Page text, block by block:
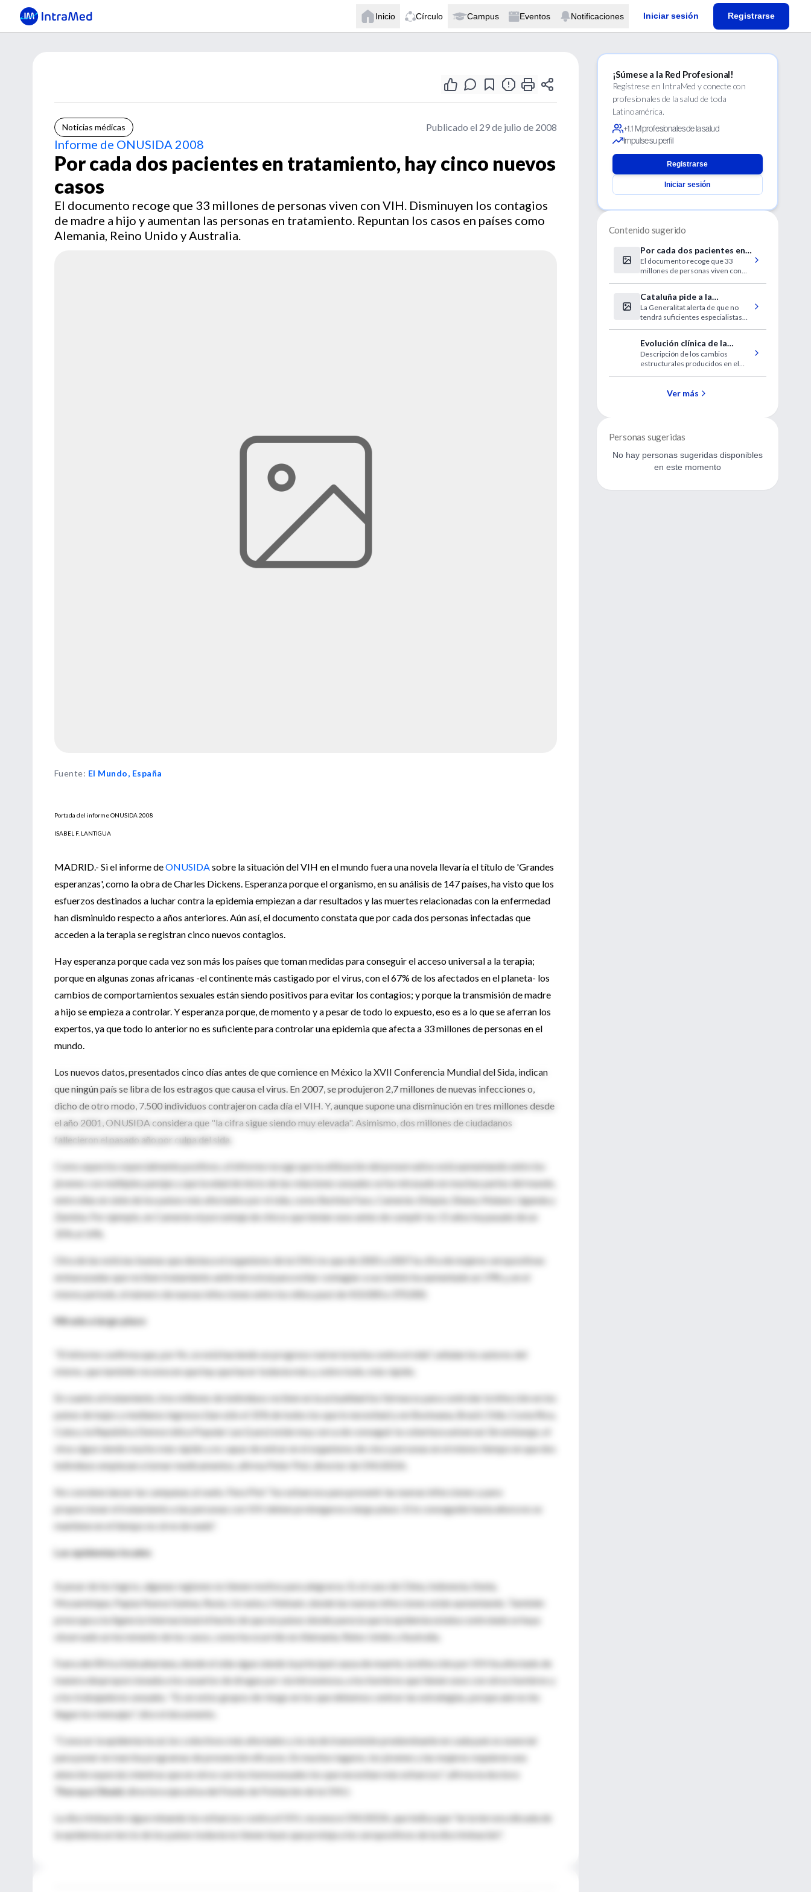
Inicio Círculo Campus Eventos Notificaciones Iniciar sesión Registrarse
Noticias médicas Publicado el 29 de julio de 2008
Informe de ONUSIDA 2008
Por cada dos pacientes en tratamiento, hay cinco nuevos
casos
El documento recoge que 33 millones de personas viven con VIH. Disminuyen los contagios
de madre a hijo y aumentan las personas en tratamiento. Repuntan los casos en países como
Alemania, Reino Unido y Australia.
Fuente: El Mundo, España
Portada del informe ONUSIDA 2008
ISABEL F. LANTIGUA
MADRID.- Si el informe deONUSIDA sobre la situación del VIH en el mundo fuera una novela llevaría el título de 'Grandes
esperanzas', como la obra de Charles Dickens. Esperanza porque el organismo, en su análisis de 147 países, ha visto que los
esfuerzos destinados a luchar contra la epidemia empiezan a dar resultados y las muertes relacionadas con la enfermedad
han disminuido respecto a años anteriores. Aún así, el documento constata que por cada dos personas infectadas que
acceden a la terapia se registran cinco nuevos contagios.
Hay esperanza porque cada vez son más los países que toman medidas para conseguir el acceso universal a la terapia;
porque en algunas zonas africanas -el continente más castigado por el virus, con el 67% de los afectados en el planeta- los
cambios de comportamientos sexuales están siendo positivos para evitar los contagios; y porque la transmisión de madre
a hijo se empieza a controlar. Y esperanza porque, de momento y a pesar de todo lo expuesto, eso es a lo que se aferran los
expertos, ya que todo lo anterior no es suficiente para controlar una epidemia que afecta a 33 millones de personas en el
mundo.
Los nuevos datos, presentados cinco días antes de que comience en México la XVII Conferencia Mundial del Sida, indican
que ningún país se libra de los estragos que causa el virus. En 2007, se produjeron 2,7 millones de nuevas infecciones o,
dicho de otro modo, 7.500 individuos contrajeron cada día el VIH. Y, aunque supone una disminución en tres millones desde
el año 2001, ONUSIDA considera que "la cifra sigue siendo muy elevada". Asimismo, dos millones de ciudadanos
fallecieron el pasado año por culpa del sida.
Como aspectos especialmente positivos, el informe recoge que la utilización del preservativo está aumentando entre los
jóvenes con múltiples parejas y que la edad de inicio de las relaciones sexuales se ha retrasado en muchas partes del mundo,
entre ellas en siete de los países más afectados por el sida, como Burkina Faso, Camerún, Etiopía, Ghana, Malawi, Uganda y
Zambia. Por ejemplo, en Camerún el porcentaje de chicos que tenían sexo antes de cumplir los 15 años ha pasado de un
35% al 14%.
Otra de las noticias buenas que destaca el organismo de la ONU es que de 2005 a 2007 la cifra de mujeres seropositivas
embarazadas que reciben tratamiento antirretroviral para evitar contagiar a sus bebés ha aumentado un 19% y, en el
mismo periodo, el número de nuevas infecciones entre los niños pasó de 410.000 a 370.000.
Mirada a largo plazo
"El informe confirma que, por fin, se está haciendo un progreso real en la lucha contra el sida", señalan los autores del
mismo, que también reconocen que hay que hacer todavía más y, sobre todo, más rápido.
En cuanto al tratamiento, tres millones de individuos reciben en la actualidad los fármacos para controlar la infección en los
países de bajos y medianos ingresos (tan sólo el 31% de todos los que lo necesitan) y en Bostwana, Brasil, Chile, Costa Rica,
Cuba y la República Democrática Popular Lao (Laos) están muy cerca de conseguir la cobertura universal. Sin embargo, el
virus sigue siendo mucho más rápido y es capaz de entrar en el organismo de cinco personas en el mismo tiempo en que dos
individuos empiezan a tomar medicamentos, afirma Peter Piot, director de ONUSIDA.
No conviene lanzar las campanas al vuelo. Para Piot "los esfuerzos para prevenir las nuevas infecciones y para
proporcionar el tratamiento a las personas con VIH deben prolongarse a largo plazo. Si lo conseguido hasta ahora no se
mantiene en el tiempo no sirve de nada".
Las epidemias locales
A pesar de los logros, algunas regiones no tienen motivo para alegrarse. Es el caso de China, Indonesia, Kenia,
Mozambique, Papúa Nueva Guinea, Rusia, Ucrania y Vietnam, donde las nuevas infecciones están aumentando. También
preocupa a la Agencia Internacional el hecho de que en países donde parecía que la epidemia estaba controlada se haya
observado un incremento de los casos, como ha ocurrido en Alemania, Reino Unido y Australia.
Fuera del África Subsahariana, donde el sida sigue siendo la principal causa de muerte, la infección por VIH ha afectado de
manera desproporcionada a los usuarios de drogas por vía intravenosa, a los hombres que tienen sexo con otros hombres y
a los trabajadores sexuales. "Es en estos grupos de riesgo en los que debemos centrar las estrategias, porque aún no les
llegan los mensajes", dice el documento.
"Conocer la epidemia local, los colectivos más afectados y la vía de transmisión predominante en cada país es esencial
para poner en marcha programas de prevención eficaces. En muchos lugares, los jóvenes y las mujeres requieren una
atención especial, mientras que en otros son los homosexuales los que necesitan más esfuerzos", afirma la doctora
Thoraya Obaid, directora ejecutiva del Fondo de Población de la ONU.
La discriminación sigue minando los esfuerzos contra el VIH, reconoce ONUSIDA, que indica que "en la tercera década de
la epidemia un tercio de los países todavía no tienen leyes que proteja a los seropositivos de la discriminación".
¡Súmese a la Red Profesional!
Regístrese en IntraMed y conecte con
profesionales de la salud de toda
Latinoamérica.
+1.1 M profesionales de la salud
Impulse su perfil
Registrarse
Iniciar sesión
Contenido sugerido
Por cada dos pacientes en
tratamiento, hay cinco
nuevos casos
El documento recoge que 33
millones de personas viven con
personas en tratamiento.
Repuntan los casos en países
como Alemania, Reino Unido y
Australia.
Cataluña pide a la
desesperada médicos
extranjeros sin homologar
La Generalitat alerta de que no
tendrá suficientes especialistas
Evolución clínica de la
querato-conjuntivitis
epidémica
Descripción de los cambios
estructurales producidos en el
Ver más
Personas sugeridas
No hay personas sugeridas disponibles
en este momento